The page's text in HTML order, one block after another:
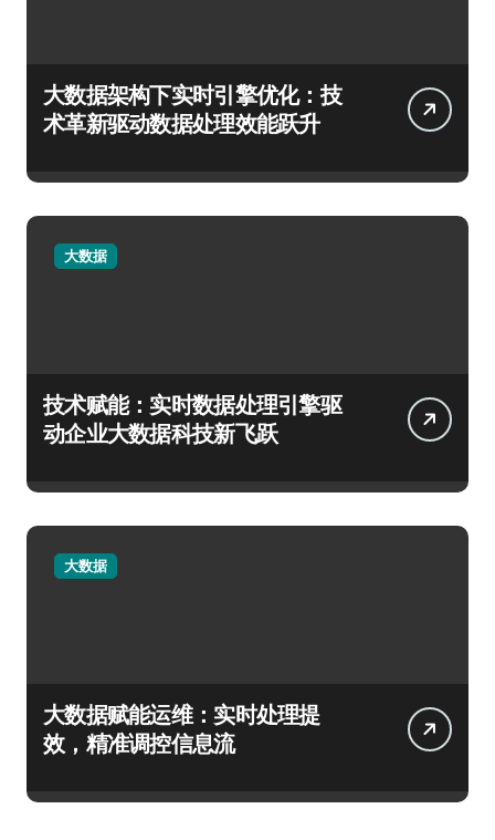
大数据架构下实时引擎优化：技
术革新驱动数据处理效能跃升
大数据
技术赋能：实时数据处理引擎驱
动企业大数据科技新飞跃
大数据
大数据赋能运维：实时处理提
效，精准调控信息流